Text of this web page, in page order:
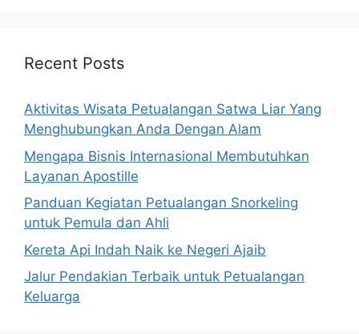
Recent Posts
Aktivitas Wisata Petualangan Satwa Liar Yang
Menghubungkan Anda Dengan Alam
Mengapa Bisnis Internasional Membutuhkan
Layanan Apostille
Panduan Kegiatan Petualangan Snorkeling
untuk Pemula dan Ahli
Kereta Api Indah Naik ke Negeri Ajaib
Jalur Pendakian Terbaik untuk Petualangan
Keluarga